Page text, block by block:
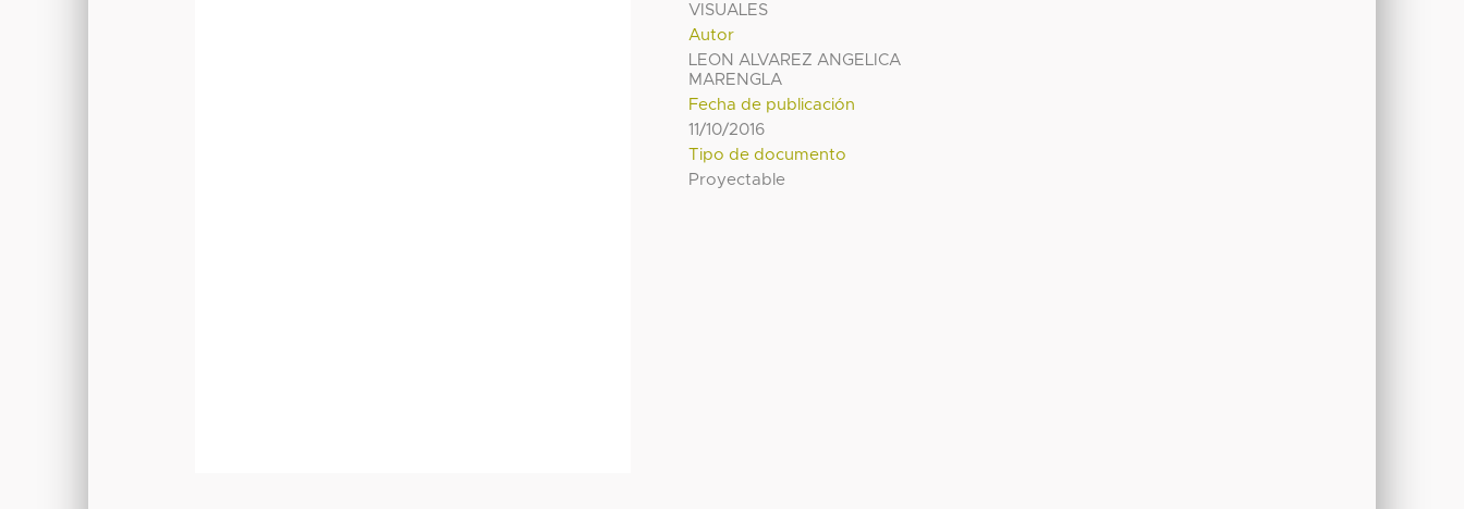
VISUALES
Autor
LEON ALVAREZ ANGELICA
MARENGLA
Fecha de publicación
11/10/2016
Tipo de documento
Proyectable